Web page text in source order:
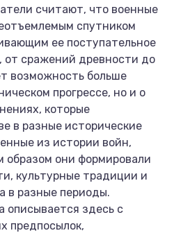
считают, что военные
спутником
ее поступательное
от сражений древности до
возможность больше
прогрессе, но и о
которые
в разные исторические
из истории войн,
образом они формировали
культурные традиции и
в разные периоды.
описывается здесь с
предпосылок,